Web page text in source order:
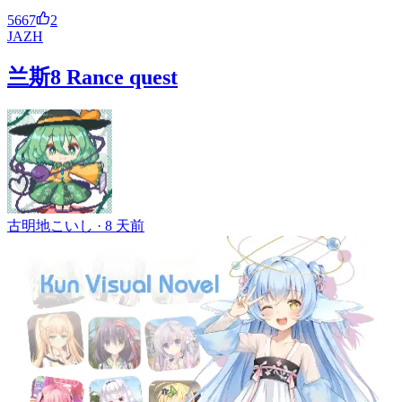
5667
2
JAZH
兰斯8 Rance quest
古明地こいし · 8 天前